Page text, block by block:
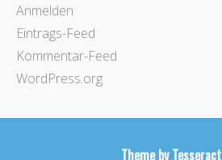
Anmelden
Eintrags-Feed
Kommentar-Feed
WordPress.org
Theme by Tesseract